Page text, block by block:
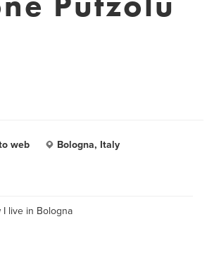
web Bologna, Italy
I live in Bologna